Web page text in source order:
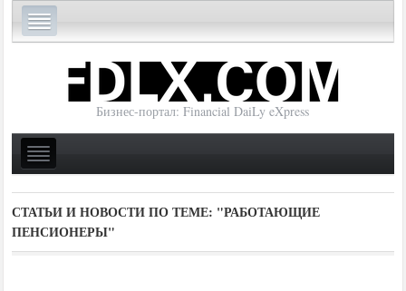
Бизнес-портал: Financial DaiLy eXpress
СТАТЬИ И НОВОСТИ ПО ТЕМЕ: "РАБОТАЮЩИЕ
ПЕНСИОНЕРЫ"